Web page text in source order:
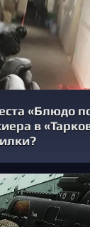
«Блюдо
в